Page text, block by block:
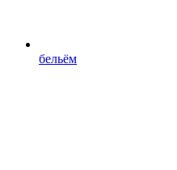
бельём